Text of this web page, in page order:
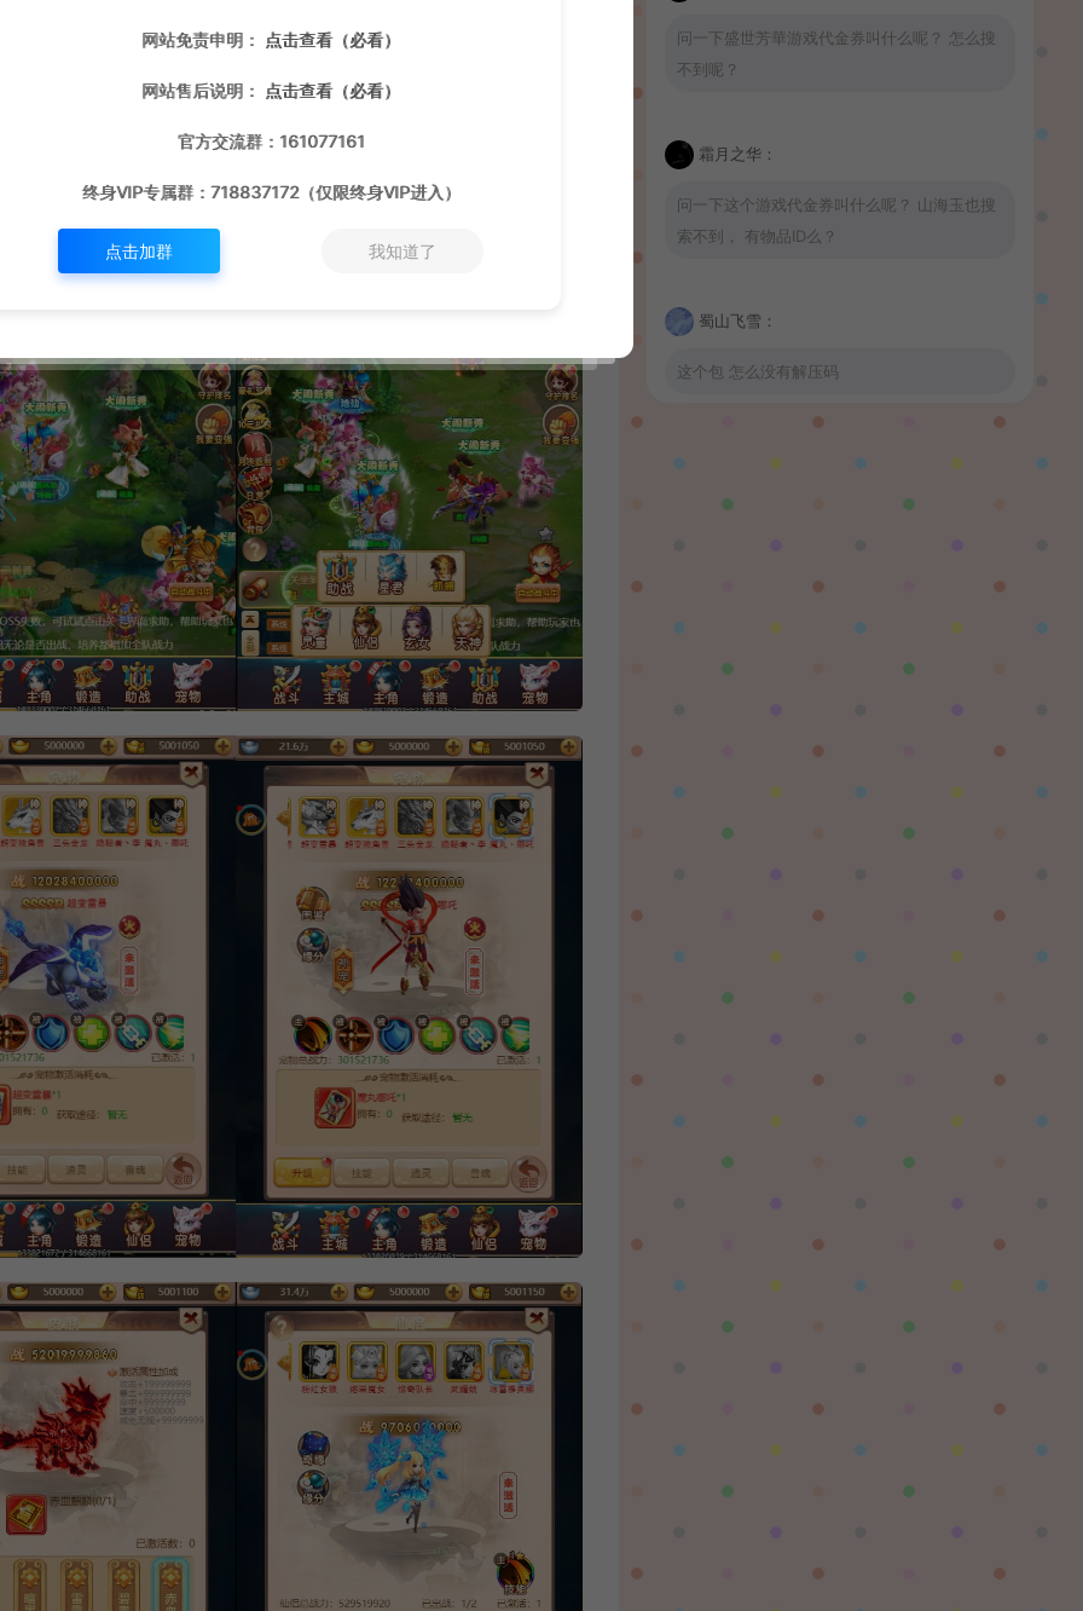
问一下盛世芳華游戏代金券叫什么呢？ 怎么搜
不到呢？
霜月之华：
问一下这个游戏代金券叫什么呢？ 山海玉也搜
索不到， 有物品ID么？
蜀山飞雪：
这个包 怎么没有解压码
山海玉
网站免责申明： 点击查看（必看）
网站售后说明： 点击查看（必看）
官方交流群：161077161
终身VIP专属群：718837172（仅限终身VIP进入）
点击加群 我知道了